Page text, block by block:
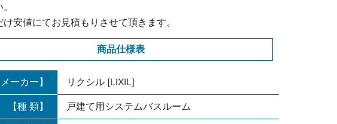
安値にてお見積もりさせて頂きます。
商品仕様表
メーカー】
リクシル [LIXIL]
【種 類】
戸建て用システムバスルーム